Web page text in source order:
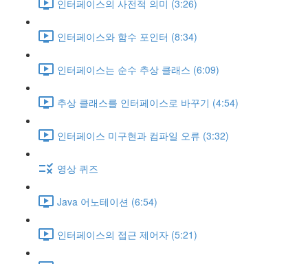
인터페이스의 사전적 의미 (3:26)
인터페이스와 함수 포인터 (8:34)
인터페이스는 순수 추상 클래스 (6:09)
추상 클래스를 인터페이스로 바꾸기 (4:54)
인터페이스 미구현과 컴파일 오류 (3:32)
영상 퀴즈
Java 어노테이션 (6:54)
인터페이스의 접근 제어자 (5:21)